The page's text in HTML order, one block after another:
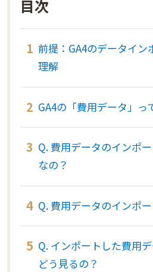
前提：GA4のデータイン
理解
GA4の「費用データ」っ
Q. 費用データのインポ
なの？
Q. 費用データのインポ
Q. インポートした費用
どう見るの？